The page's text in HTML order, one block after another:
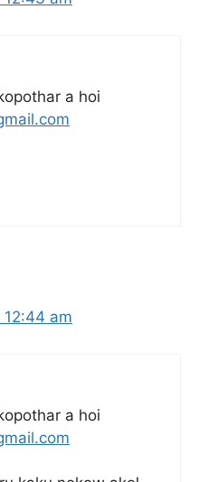
a hoi
am
a hoi